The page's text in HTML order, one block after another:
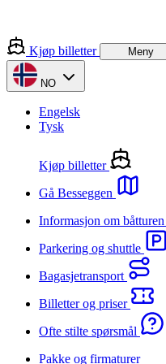
Kjøp billetter Meny
NO
Engelsk
Tysk
Kjøp billetter
Gå Besseggen
Informasjon om båtturen
Parkering og shuttle
Bagasjetransport
Billetter og priser
Ofte stilte spørsmål
Pakke og firmaturer